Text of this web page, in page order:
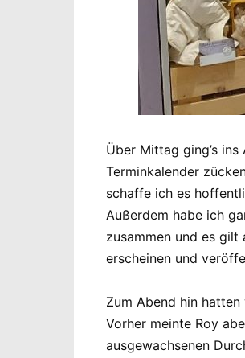
Über Mittag ging’s
Terminkalender
schaffe ich es
Außerdem habe ich
zusammen und es
erscheinen und
Zum Abend hin
Vorher meinte Roy
ausgewachsenen